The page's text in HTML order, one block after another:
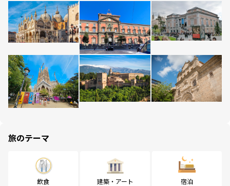
旅のテーマ
飲食 建築・アート 宿泊